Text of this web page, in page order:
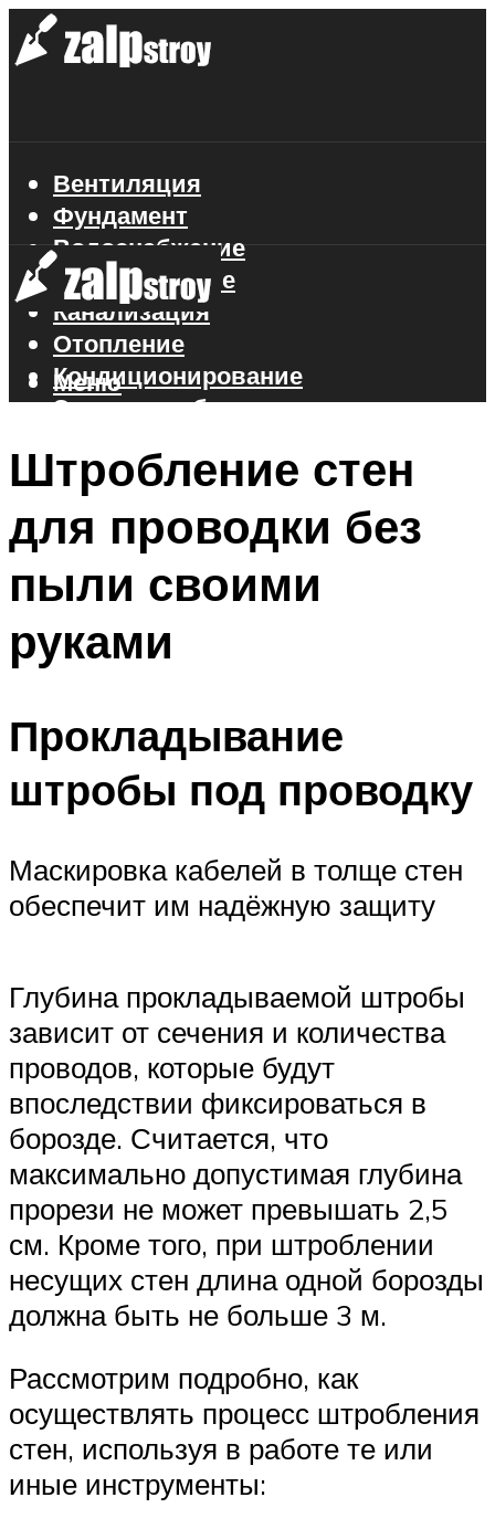
Вентиляция
Фундамент
Водоснабжение
Газоснабжение
Канализация
Отопление
Кондиционирование
Электроснабжение
Меню
Меню
Штробление стен
для проводки без
пыли своими
руками
Прокладывание
штробы под проводку
Маскировка кабелей в толще стен
обеспечит им надёжную защиту
Глубина прокладываемой штробы
зависит от сечения и количества
проводов, которые будут
впоследствии фиксироваться в
борозде. Считается, что
максимально допустимая глубина
прорези не может превышать 2,5
см. Кроме того, при штроблении
несущих стен длина одной борозды
должна быть не больше 3 м.
Рассмотрим подробно, как
осуществлять процесс штробления
стен, используя в работе те или
иные инструменты: